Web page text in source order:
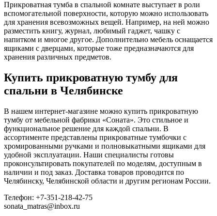
Прикроватная тумба в спальной комнате выступает в роли
вспомогательной поверхности, которую можно использовать
для хранения всевозможных вещей. Например, на ней можно
разместить книгу, журнал, любимый гаджет, чашку с
напитком и многое другое. Дополнительно мебель оснащается
ящиками с дверцами, которые тоже предназначаются для
хранения различных предметов.
Купить прикроватную тумбу для
спальни в Челябинске
В нашем интернет-магазине можно купить прикроватную
тумбу от мебельной фабрики «Соната». Это стильное и
функциональное решение для каждой спальни. В
ассортименте представлены прикроватные тумбочки с
хромированными ручками и полновыкатными ящиками для
удобной эксплуатации. Наши специалисты готовы
проконсультировать покупателей по моделям, доступным в
наличии и под заказ. Доставка товаров проводится по
Челябинску, Челябинской области и другим регионам России.
Телефон: +7-351-218-42-75
sonata_matras@inbox.ru